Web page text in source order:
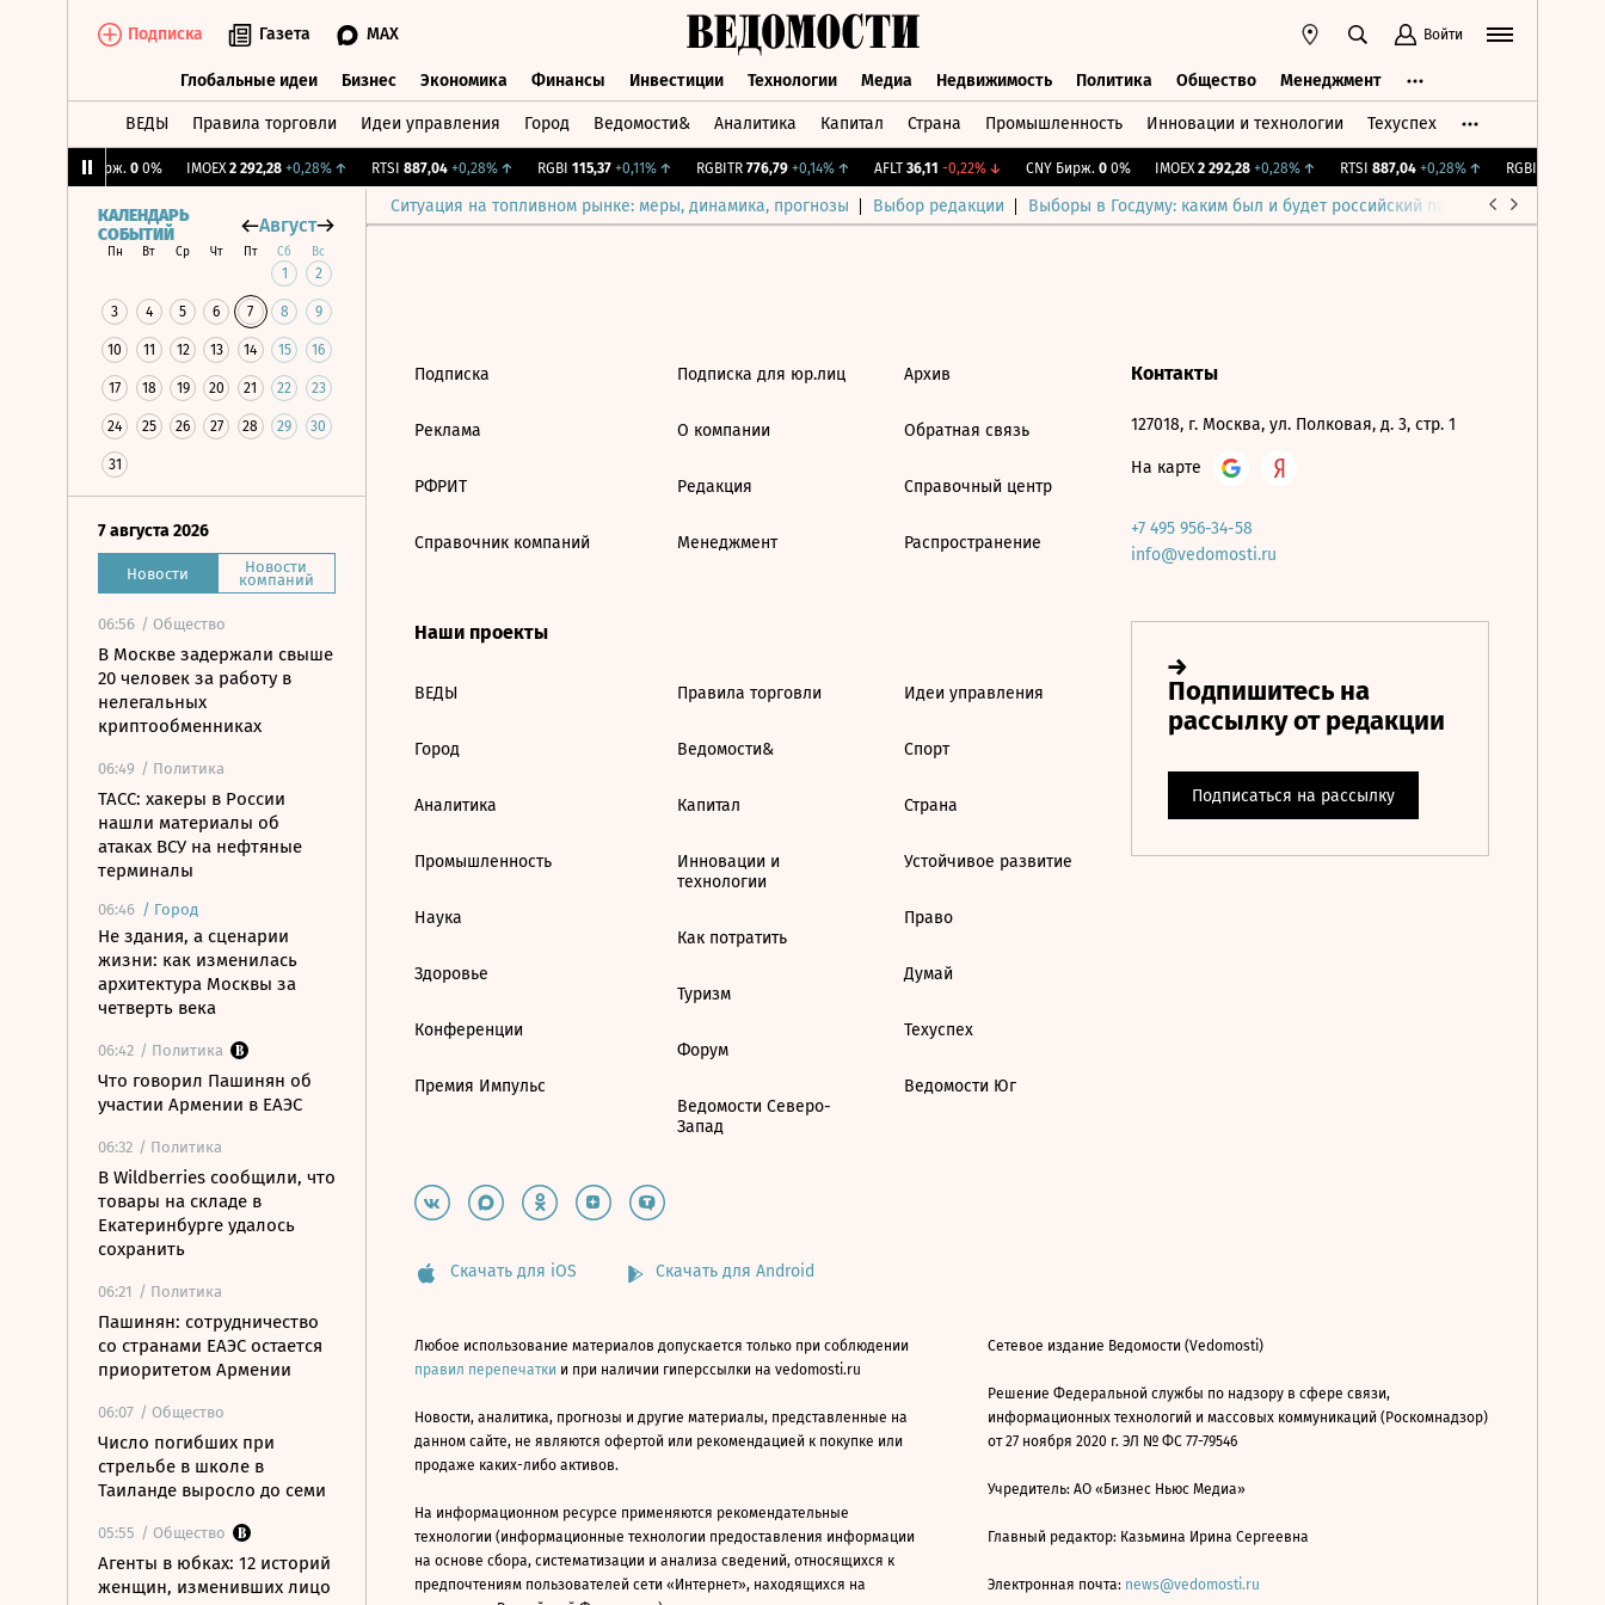
Подписка Газета MAX Войти
Глобальные идеи Бизнес Экономика Финансы Инвестиции Технологии Медиа Недвижимость Политика Общество Менеджмент
ВЕДЫ Правила торговли Идеи управления Город Ведомости& Аналитика Капитал Страна Промышленность Инновации и технологии Техуспех
CNY Бирж. 0 0% IMOEX 2 292,28 +0,28%↑ RTSI 887,04 +0,28%↑ RGBI 115,37 +0,11%↑ RGBITR 776,79 +0,14%↑ AFLT 36,11 -0,22%↓ CNY Бирж. 0 0% IMOEX 2 292,28 +0,28%↑ RTSI 887,04 +0,28%↑ RGBI 115,37
Ситуация на топливном рынке: меры, динамика, прогнозы Выбор редакции Выборы в Госдуму: каким был и будет российский парламент
КАЛЕНДАРЬ
СОБЫТИЙ
Август
Пн Вт Ср Чт Пт Сб Вс
1 2
3 4 5 6 7 8 9
10 11 12 13 14 15 16
17 18 19 20 21 22 23
24 25 26 27 28 29 30
31
7 августа 2026
Новости Новости
компаний
06:56 / Общество
В Москве задержали свыше
20 человек за работу в
нелегальных
криптообменниках
06:49 / Политика
ТАСС: хакеры в России
нашли материалы об
атаках ВСУ на нефтяные
терминалы
06:46 / Город
Не здания, а сценарии
жизни: как изменилась
архитектура Москвы за
четверть века
06:42 / Политика
Что говорил Пашинян об
участии Армении в ЕАЭС
06:32 / Политика
В Wildberries сообщили, что
товары на складе в
Екатеринбурге удалось
сохранить
06:21 / Политика
Пашинян: сотрудничество
со странами ЕАЭС остается
приоритетом Армении
06:07 / Общество
Число погибших при
стрельбе в школе в
Таиланде выросло до семи
05:55 / Общество
Агенты в юбках: 12 историй
женщин, изменивших лицо
Подписка
Реклама
РФРИТ
Справочник компаний
Подписка для юр.лиц
О компании
Редакция
Менеджмент
Архив
Обратная связь
Справочный центр
Распространение
Наши проекты
ВЕДЫ
Город
Аналитика
Промышленность
Наука
Здоровье
Конференции
Премия Импульс
Правила торговли
Ведомости&
Капитал
Инновации и
технологии
Как потратить
Туризм
Форум
Ведомости Северо-
Запад
Идеи управления
Спорт
Страна
Устойчивое развитие
Право
Думай
Техуспех
Ведомости Юг
Контакты
127018, г. Москва, ул. Полковая, д. 3, стр. 1
На карте
+7 495 956-34-58
info@vedomosti.ru
Скачать для iOS Скачать для Android
Любое использование материалов допускается только при соблюдении
правил перепечатки и при наличии гиперссылки на vedomosti.ru
Новости, аналитика, прогнозы и другие материалы, представленные на
данном сайте, не являются офертой или рекомендацией к покупке или
продаже каких-либо активов.
На информационном ресурсе применяются рекомендательные
технологии (информационные технологии предоставления информации
на основе сбора, систематизации и анализа сведений, относящихся к
предпочтениям пользователей сети «Интернет», находящихся на
Сетевое издание Ведомости (Vedomosti)
Решение Федеральной службы по надзору в сфере связи,
информационных технологий и массовых коммуникаций (Роскомнадзор)
от 27 ноября 2020 г. ЭЛ № ФС 77-79546
Учредитель: АО «Бизнес Ньюс Медиа»
Главный редактор: Казьмина Ирина Сергеевна
Электронная почта: news@vedomosti.ru